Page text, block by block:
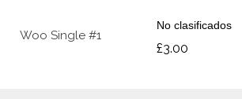
Woo Single #1
No clasificados
£3.00